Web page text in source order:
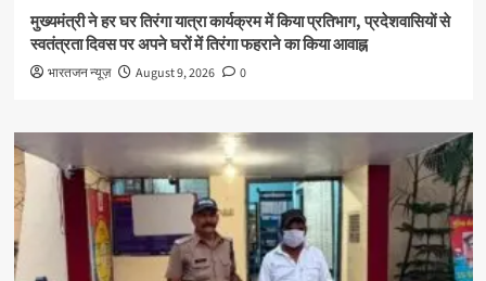
मुख्यमंत्री ने हर घर तिरंगा यात्रा कार्यक्रम में किया प्रतिभाग, प्रदेशवासियों से
स्वतंत्रता दिवस पर अपने घरों में तिरंगा फहराने का किया आवाह्न
भारतजन न्यूज़ August 9, 2026 0